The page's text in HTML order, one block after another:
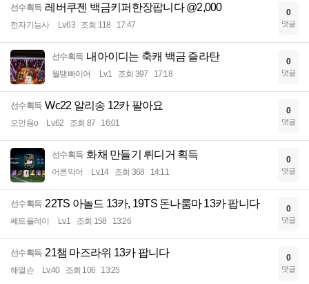
선수획득 레버쿠젠 백금키퍼한장팝니다 @2,000
전자기능사 Lv.63 조회 118 17:47
0
댓글
선수획득 내아이디는 축캐 백금 즐라탄
월탱빠이어 Lv.1 조회 397 17:18
0
댓글
선수획득 Wc22 알리송 12카 팔아요
오인용o Lv.62 조회 87 16:01
0
댓글
선수획득 화채 만들기 뤼디거 획득
어른악어 Lv.14 조회 368 14:11
0
댓글
선수획득 22TS 아놀드 13카, 19TS 돈나룸마 13카 팝니다
쎄트플레이 Lv.1 조회 158 13:26
0
댓글
선수획득 21챔 마즈라위 13카 팝니다
해멀슨 Lv.40 조회 106 13:25
0
댓글